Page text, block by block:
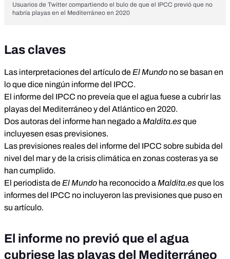
Usuarios de Twitter compartiendo el bulo de que el IPCC previó que no
habría playas en el Mediterráneo en 2020
Las claves
Las interpretaciones del artículo de El Mundo no se basan en
lo que dice ningún informe del IPCC.
El informe del IPCC no preveía que el agua fuese a cubrir las
playas del Mediterráneo y del Atlántico en 2020.
Dos autoras del informe han negado a Maldita.esque
incluyesen esas previsiones.
Las previsiones reales del informe del IPCC sobre subida del
nivel del mar y de la crisis climática en zonas costeras ya se
han cumplido.
El periodista de El Mundo ha reconocido a Maldita.esque los
informes del IPCC no incluyeron las previsiones que puso en
su artículo.
El informe no previó que el agua
cubriese las playas del Mediterráneo